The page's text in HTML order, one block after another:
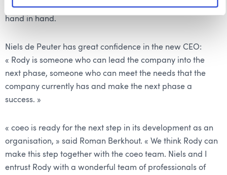
organisation where hard work and a sense of humour go
hand in hand.
Niels de Peuter has great confidence in the new CEO:
« Rody is someone who can lead the company into the
next phase, someone who can meet the needs that the
company currently has and make the next phase a
success. »
« coeo is ready for the next step in its development as an
organisation, » said Roman Berkhout. « We think Rody can
make this step together with the coeo team. Niels and I
entrust Rody with a wonderful team of professionals of